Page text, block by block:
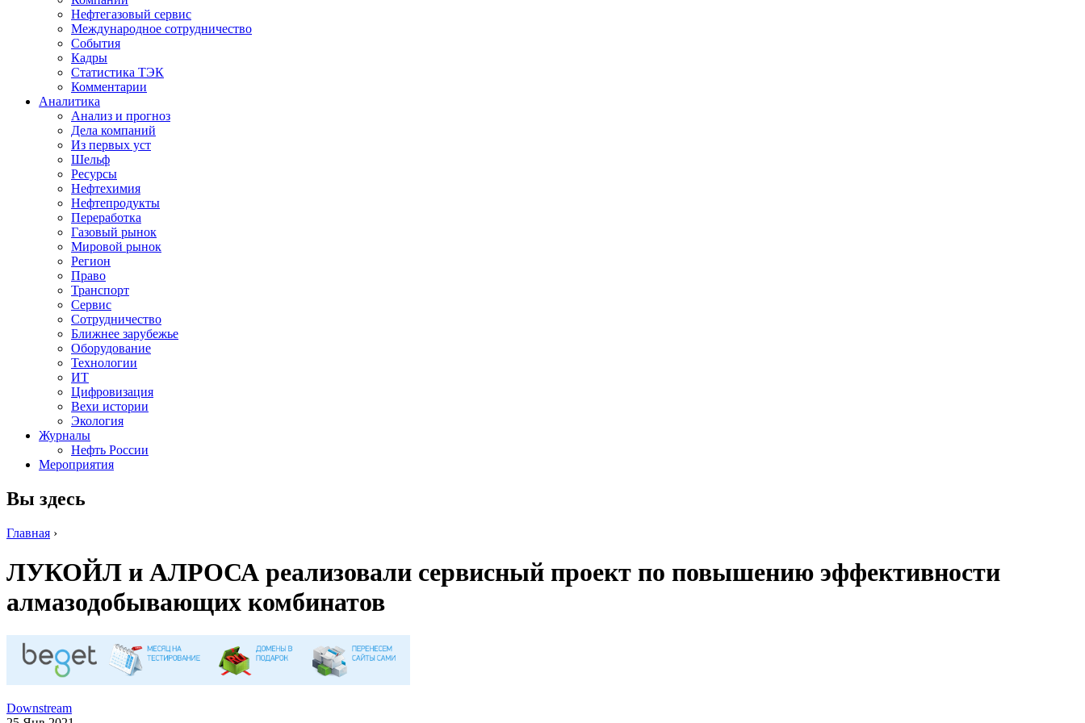
Нефтегазовый сервис
Международное сотрудничество
События
Кадры
Статистика ТЭК
Комментарии
Аналитика
Анализ и прогноз
Дела компаний
Из первых уст
Шельф
Ресурсы
Нефтехимия
Нефтепродукты
Переработка
Газовый рынок
Мировой рынок
Регион
Право
Транспорт
Сервис
Сотрудничество
Ближнее зарубежье
Оборудование
Технологии
ИТ
Цифровизация
Вехи истории
Экология
Журналы
Нефть России
Мероприятия
Вы здесь
Главная ›
ЛУКОЙЛ и АЛРОСА реализовали сервисный проект по повышению эффективности
алмазодобывающих комбинатов
Downstream